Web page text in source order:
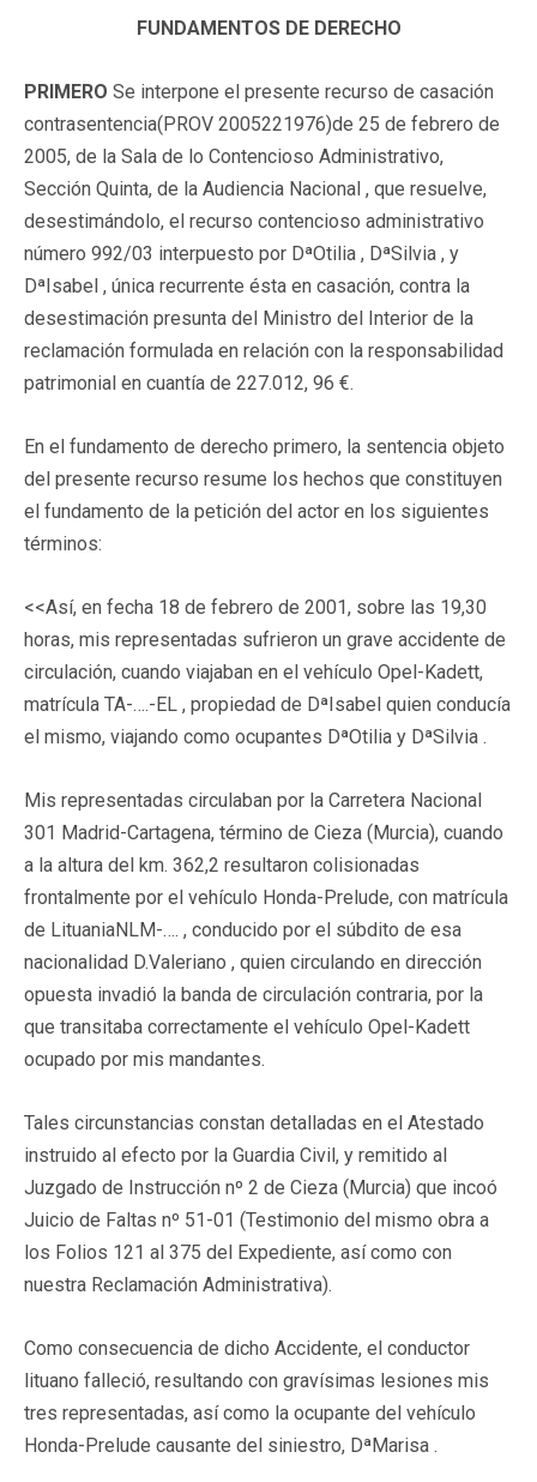
FUNDAMENTOS DE DERECHO
PRIMERO Se interpone el presente recurso de casación
contrasentencia(PROV 2005221976)de 25 de febrero de
2005, de la Sala de lo Contencioso Administrativo,
Sección Quinta, de la Audiencia Nacional , que resuelve,
desestimándolo, el recurso contencioso administrativo
número 992/03 interpuesto por DªOtilia , DªSilvia , y
DªIsabel , única recurrente ésta en casación, contra la
desestimación presunta del Ministro del Interior de la
reclamación formulada en relación con la responsabilidad
patrimonial en cuantía de 227.012, 96 €.
En el fundamento de derecho primero, la sentencia objeto
del presente recurso resume los hechos que constituyen
el fundamento de la petición del actor en los siguientes
términos:
<<Así, en fecha 18 de febrero de 2001, sobre las 19,30
horas, mis representadas sufrieron un grave accidente de
circulación, cuando viajaban en el vehículo Opel-Kadett,
matrícula TA-….-EL , propiedad de DªIsabel quien conducía
el mismo, viajando como ocupantes DªOtilia y DªSilvia .
Mis representadas circulaban por la Carretera Nacional
301 Madrid-Cartagena, término de Cieza (Murcia), cuando
a la altura del km. 362,2 resultaron colisionadas
frontalmente por el vehículo Honda-Prelude, con matrícula
de LituaniaNLM-…. , conducido por el súbdito de esa
nacionalidad D.Valeriano , quien circulando en dirección
opuesta invadió la banda de circulación contraria, por la
que transitaba correctamente el vehículo Opel-Kadett
ocupado por mis mandantes.
Tales circunstancias constan detalladas en el Atestado
instruido al efecto por la Guardia Civil, y remitido al
Juzgado de Instrucción nº 2 de Cieza (Murcia) que incoó
Juicio de Faltas nº 51-01 (Testimonio del mismo obra a
los Folios 121 al 375 del Expediente, así como con
nuestra Reclamación Administrativa).
Como consecuencia de dicho Accidente, el conductor
lituano falleció, resultando con gravísimas lesiones mis
tres representadas, así como la ocupante del vehículo
Honda-Prelude causante del siniestro, DªMarisa .